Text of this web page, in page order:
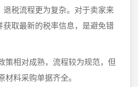
退税流程更为复杂。对于卖家来
取最新的税率信息，是避免错
策相对成熟，流程较为规范，但
料采购单据齐全。